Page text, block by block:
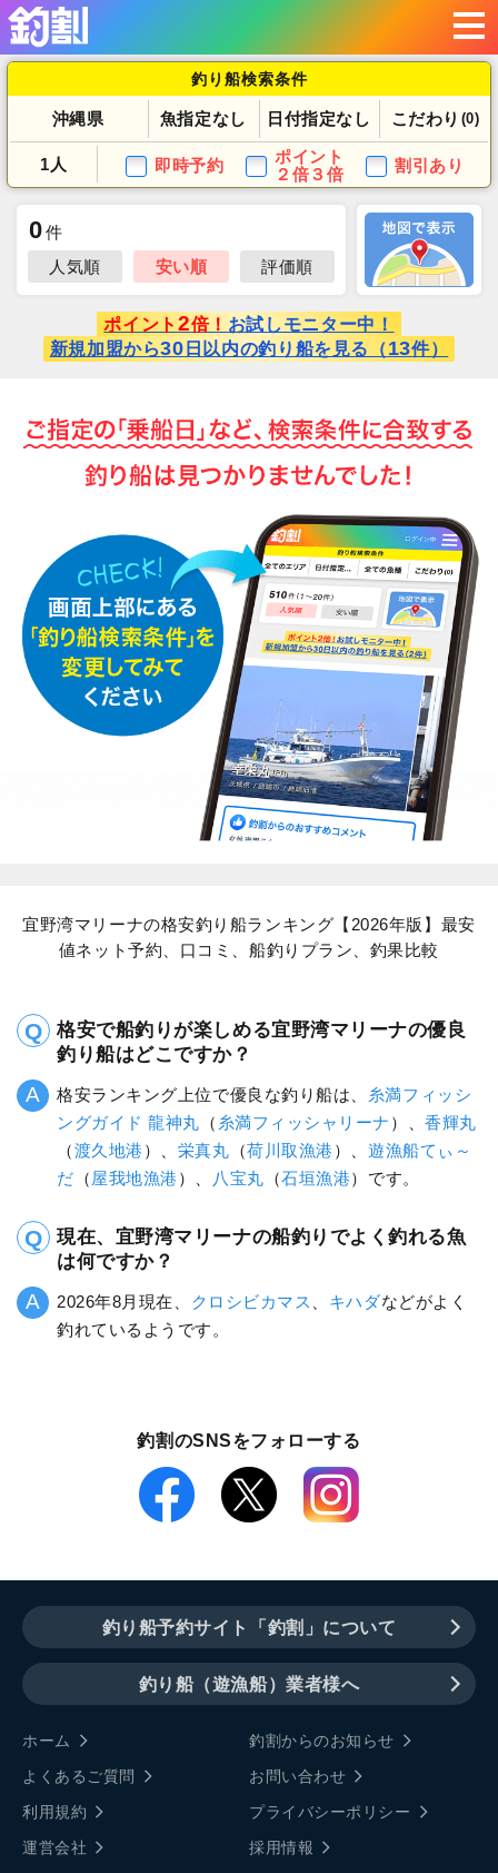
釣り船検索条件
沖縄県 魚指定なし 日付指定なし こだわり (0)
1人 即時予約
ポイント
２倍３倍
割引あり
0件
人気順
安い順 評価順
ポイント 2倍！ お試しモニター中！
新規加盟から30 日以内の釣り船を見る（13件）
宜野湾マリーナの格安釣り船ランキング【2026年版】最安
値ネット予約、口コミ、船釣りプラン、釣果比較
格安で船釣りが楽しめる宜野湾マリーナの優良
釣り船はどこですか？
格安ランキング上位で優良な釣り船は、
糸満フィッシ
ングガイド 龍神丸 （ 糸満フィッシャリーナ ）、香輝丸
（渡久地港 ）、 栄真丸 （荷川取漁港 ）、 遊漁船てぃ～
だ （ 屋我地漁港 ）、 八宝丸 （石垣漁港）です。
現在、宜野湾マリーナの船釣りでよく釣れる魚
は何ですか？
2026年8月現在、 クロシビカマス キハダなどがよく
釣れているようです。
釣割のSNSをフォローする
釣り船予約サイト「釣割」について
釣り船（遊漁船）業者様へ
ホーム
釣割からのお知らせ
よくあるご質問
お問い合わせ
利用規約
プライバシーポリシー
運営会社
採用情報